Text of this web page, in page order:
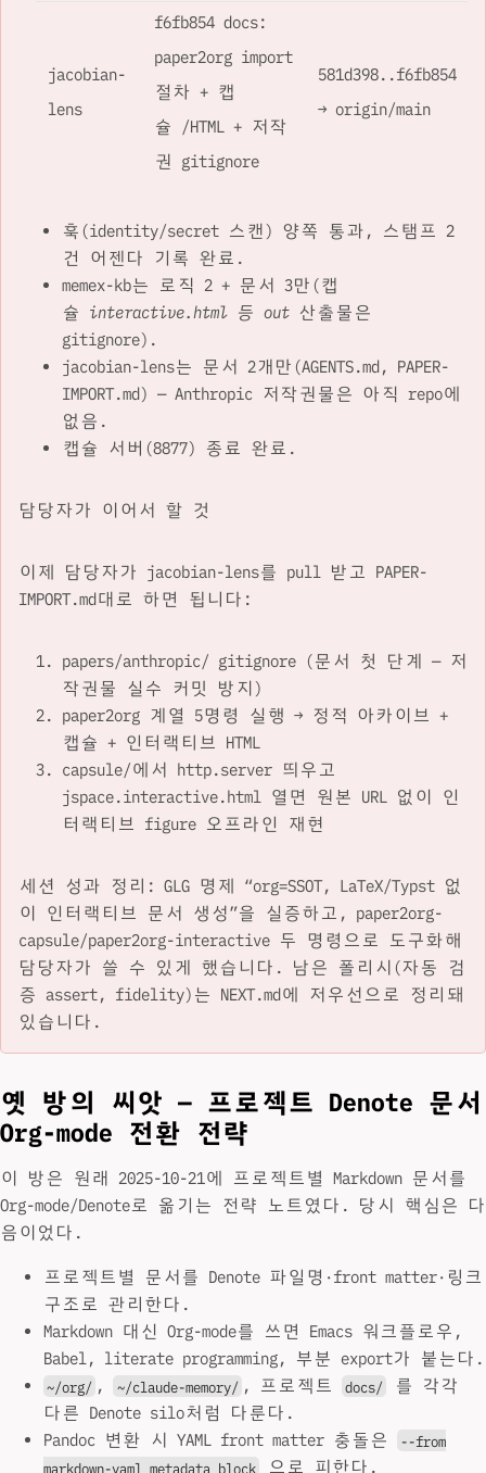
jacobian-
lens
f6fb854 docs:
paper2org import
절차 + 캡
슐 /HTML + 저작
권 gitignore
581d398..f6fb854
→ origin/main
훅(identity/secret 스캔) 양쪽 통과, 스탬프 2
건 어젠다 기록 완료.
memex-kb는 로직 2 + 문서 3만(캡
슐 interactive.html 등 out 산출물은
gitignore).
jacobian-lens는 문서 2개만(AGENTS.md, PAPER-
IMPORT.md) — Anthropic 저작권물은 아직 repo에
없음.
캡슐 서버(8877) 종료 완료.
담당자가 이어서 할 것
이제 담당자가 jacobian-lens를 pull 받고 PAPER-
IMPORT.md대로 하면 됩니다:
papers/anthropic/ gitignore (문서 첫 단계 — 저
작권물 실수 커밋 방지)
paper2org 계열 5명령 실행 → 정적 아카이브 +
캡슐 + 인터랙티브 HTML
capsule/에서 http.server 띄우고
jspace.interactive.html 열면 원본 URL 없이 인
터랙티브 figure 오프라인 재현
세션 성과 정리: GLG 명제 “org=SSOT, LaTeX/Typst 없
이 인터랙티브 문서 생성”을 실증하고, paper2org-
capsule/paper2org-interactive 두 명령으로 도구화해
담당자가 쓸 수 있게 했습니다. 남은 폴리시(자동 검
증 assert, fidelity)는 NEXT.md에 저우선으로 정리돼
있습니다.
옛 방의 씨앗 — 프로젝트 Denote 문서
Org-mode 전환 전략
이 방은 원래 2025-10-21에 프로젝트별 Markdown 문서를
Org-mode/Denote로 옮기는 전략 노트였다. 당시 핵심은 다
음이었다.
프로젝트별 문서를 Denote 파일명·front matter·링크
구조로 관리한다.
Markdown 대신 Org-mode를 쓰면 Emacs 워크플로우,
Babel, literate programming, 부분 export가 붙는다.
~/org/ , ~/claude-memory/ , 프로젝트 docs/
를 각각
다른 Denote silo처럼 다룬다.
Pandoc 변환 시 YAML front matter 충돌은
--from
markdown-yaml_metadata_block
으로 피한다.